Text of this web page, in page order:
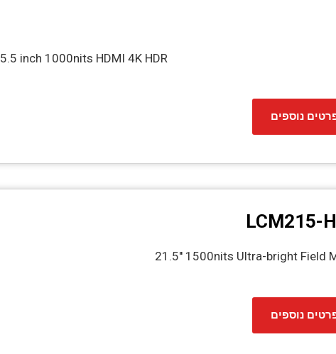
5.5 inch 1000nits HDMI 4K HDR
נוספים
21.5'' 1500nits Ultra-bright Field
נוספים